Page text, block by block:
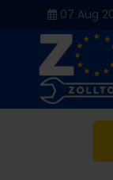
07 Aug